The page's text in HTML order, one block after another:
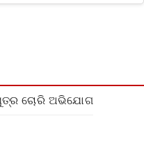
ଚୋରି ଅଭିଯୋଗ